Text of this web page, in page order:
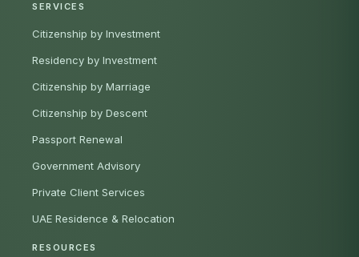
SERVICES
Citizenship by Investment
Residency by Investment
Citizenship by Marriage
Citizenship by Descent
Passport Renewal
Government Advisory
Private Client Services
UAE Residence & Relocation
RESOURCES